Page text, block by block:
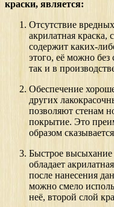
краски, является:
Отсутствие
акрилатная краска,
содержит каких-
этого, её можно без
так и в
Обеспечение
других
позволяют стенам
покрытие. Это
образом
Быстрое
обладает
после нанесения
можно смело
неё, второй слой